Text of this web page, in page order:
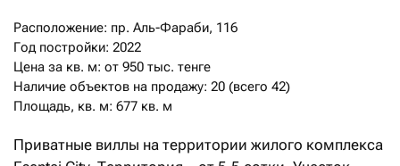
Расположение: пр. Аль-Фараби, 116
Год постройки: 2022
Цена за кв. м: от 950 тыс. тенге
Наличие объектов на продажу: 20 (всего 42)
Площадь, кв. м: 677 кв. м
Приватные виллы на территории жилого комплекса